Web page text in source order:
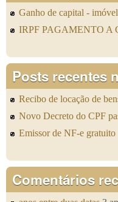
Ganho de capital -
IRPF PAGAMENTO A
Posts recentes
Recibo de locação de
Novo Decreto do CPF
Emissor de NF-e gratuito
Comentários